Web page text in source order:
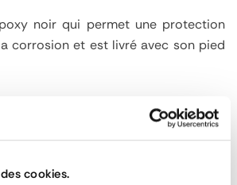
cookies.
noir qui permet une protection
corrosion et est livré avec son pied
ASSOCIÉS